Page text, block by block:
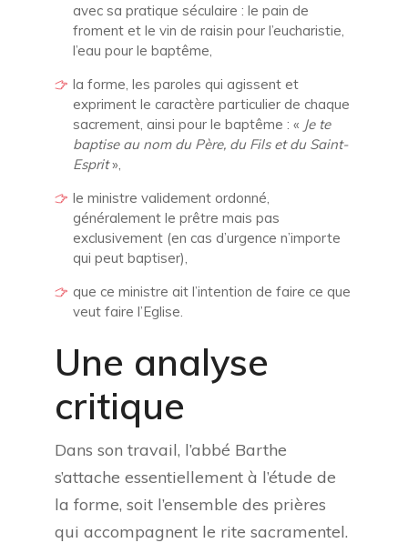
avec sa pratique séculaire : le pain de
froment et le vin de raisin pour l’eucharistie,
l’eau pour le baptême,
la forme, les paroles qui agissent et
expriment le caractère particulier de chaque
sacrement, ainsi pour le baptême : « Je te
baptise au nom du Père, du Fils et du Saint-
Esprit»,
le ministre validement ordonné,
généralement le prêtre mais pas
exclusivement (en cas d’urgence n’importe
qui peut baptiser),
que ce ministre ait l’intention de faire ce que
veut faire l’Eglise.
Une analyse
critique
Dans son travail, l’abbé Barthe
s’attache essentiellement à l’étude de
la forme, soit l’ensemble des prières
qui accompagnent le rite sacramentel.